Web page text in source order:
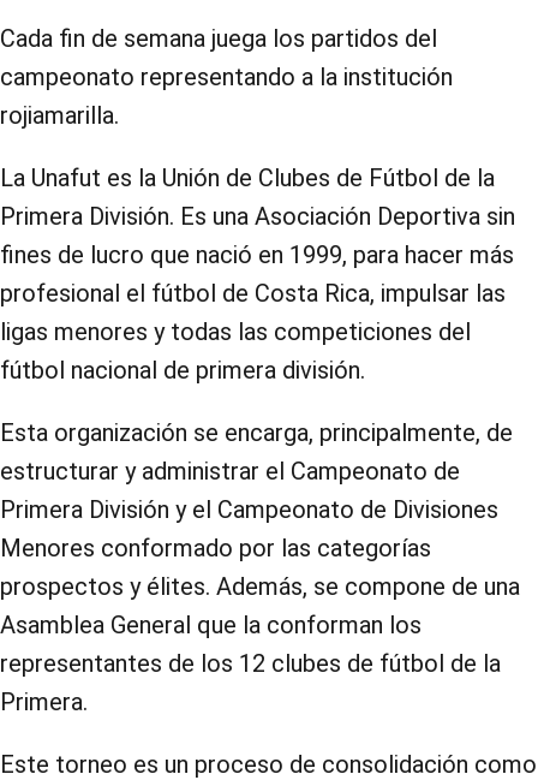
Cada fin de semana juega los partidos del
campeonato representando a la institución
rojiamarilla.
La Unafut es la Unión de Clubes de Fútbol de la
Primera División. Es una Asociación Deportiva sin
fines de lucro que nació en 1999, para hacer más
profesional el fútbol de Costa Rica, impulsar las
ligas menores y todas las competiciones del
fútbol nacional de primera división.
Esta organización se encarga, principalmente, de
estructurar y administrar el Campeonato de
Primera División y el Campeonato de Divisiones
Menores conformado por las categorías
prospectos y élites. Además, se compone de una
Asamblea General que la conforman los
representantes de los 12 clubes de fútbol de la
Primera.
Este torneo es un proceso de consolidación como